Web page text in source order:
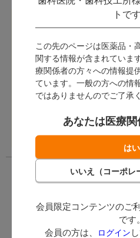
トです
この先のページは医薬品・
関する情報が含まれていま
療関係者の方々への情報提
ています。一般の方への情
ではありませんのでご了承
あなたは医療関
会員限定コンテンツのご利
です。
会員の方は、
ログイン
ヒーシブ型接着性レジンセメン
ログイン後に価格が表示
会員限定コンテンツ
のご利用は、会員登
が必要です。
会員の方は、ログイ